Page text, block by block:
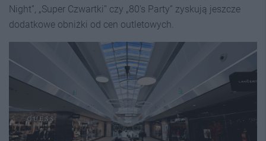
Night”, „Super Czwartki” czy „80’s Party” zyskują jeszcze
dodatkowe obniżki od cen outletowych.